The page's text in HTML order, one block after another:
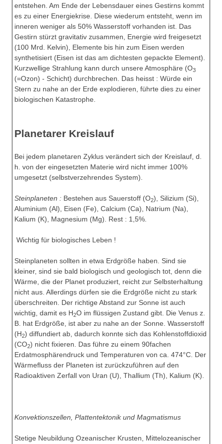
entstehen. Am Ende der Lebensdauer eines Gestirns kommt
es zu einer Energiekrise. Diese wiederum entsteht, wenn im
inneren weniger als 50% Wasserstoff vorhanden ist. Das
Gestirn stürzt gravitativ zusammen, Energie wird freigesetzt
(100 Mrd. Kelvin), Elemente bis hin zum Eisen werden
synthetisiert (Eisen ist das am dichtesten gepackte Element).
Kurzwellige Strahlung kann durch unsere Atmosphäre (O3
(=Ozon) - Schicht) durchbrechen. Das heisst : Würde ein
Stern zu nahe an der Erde explodieren, führte dies zu einer
biologischen Katastrophe.
Planetarer Kreislauf
Bei jedem planetaren Zyklus verändert sich der Kreislauf, d.
h. von der eingesetzten Materie wird nicht immer 100%
umgesetzt (selbstverzehrendes System).
Steinplaneten : Bestehen aus Sauerstoff (O2), Silizium (Si),
Aluminium (Al), Eisen (Fe), Calcium (Ca), Natrium (Na),
Kalium (K), Magnesium (Mg). Rest : 1,5%.
Wichtig für biologisches Leben !
Steinplaneten sollten in etwa Erdgröße haben. Sind sie
kleiner, sind sie bald biologisch und geologisch tot, denn die
Wärme, die der Planet produziert, reicht zur Selbsterhaltung
nicht aus. Allerdings dürfen sie die Erdgröße nicht zu stark
überschreiten. Der richtige Abstand zur Sonne ist auch
wichtig, damit es H2O im flüssigen Zustand gibt. Die Venus z.
B. hat Erdgröße, ist aber zu nahe an der Sonne. Wasserstoff
(H2) diffundiert ab, dadurch konnte sich das Kohlenstoffdioxid
(CO2) nicht fixieren. Das führe zu einem 90fachen
Erdatmosphärendruck und Temperaturen von ca. 474°C. Der
Wärmefluss der Planeten ist zurückzuführen auf den
Radioaktiven Zerfall von Uran (U), Thallium (Th), Kalium (K).
Konvektionszellen, Plattentektonik und Magmatismus
Stetige Neubildung Ozeanischer Krusten, Mittelozeanischer